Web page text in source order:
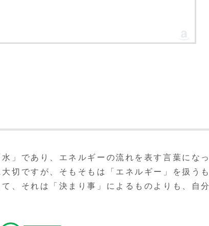
」であり、エネルギーの流れを表す言葉になっ
切ですが、そもそもは「エネルギー」を扱うも
、それは「決まり事」によるものよりも、自分